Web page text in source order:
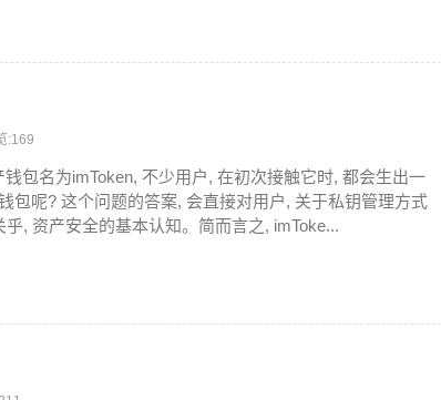
:169
包名为imToken, 不少用户, 在初次接触它时, 都会生出一
包呢? 这个问题的答案, 会直接对用户, 关于私钥管理方式
, 资产安全的基本认知。简而言之, imToke...